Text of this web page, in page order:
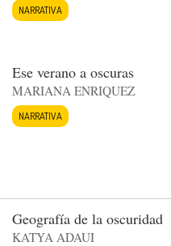
NARRATIVA
Ese verano a oscuras
MARIANA ENRIQUEZ
NARRATIVA
Geografía de la oscuridad
KATYA ADAUI